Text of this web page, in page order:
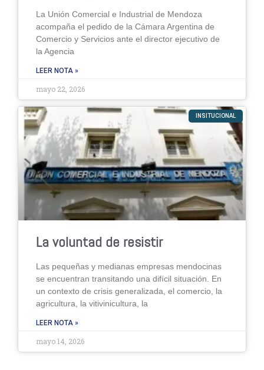
La Unión Comercial e Industrial de Mendoza
acompaña el pedido de la Cámara Argentina de
Comercio y Servicios ante el director ejecutivo de
la Agencia
LEER NOTA »
mayo 22, 2026
INSITUCIONAL
La voluntad de resistir
Las pequeñas y medianas empresas mendocinas
se encuentran transitando una difícil situación. En
un contexto de crisis generalizada, el comercio, la
agricultura, la vitivinicultura, la
LEER NOTA »
mayo 14, 2026